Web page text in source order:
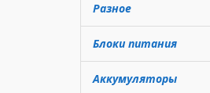
Разное
Блоки питания
Аккумуляторы